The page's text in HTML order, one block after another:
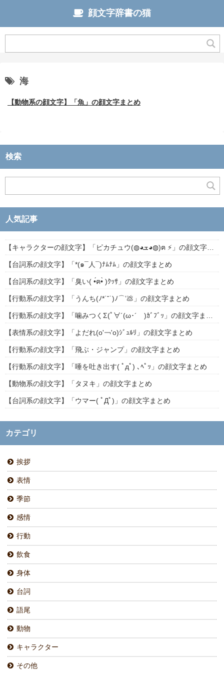
顔文字辞書の猫
海
【動物系の顔文字】「魚」の顔文字まとめ
検索
人気記事
【台詞系の顔文字】「*(๑¯人¯)ﾅﾑﾅﾑ」の顔文字まとめ
【台詞系の顔文字】「臭い( •́ฅ•̀ )ｸｯｻ」の顔文字まとめ
【行動系の顔文字】「うんち(ﾉ*˙˘˙)ﾉ⌒’💩」の顔文字まとめ
【表情系の顔文字】「よだれ(о'￢'о)ｼﾞｭﾙﾘ」の顔文字まとめ
【行動系の顔文字】「飛ぶ・ジャンプ」の顔文字まとめ
【行動系の顔文字】「唾を吐き出す( ﾟдﾟ) ､ﾍﾟｯ」の顔文字まとめ
【動物系の顔文字】「タヌキ」の顔文字まとめ
【台詞系の顔文字】「ウマー( ﾟДﾟ)」の顔文字まとめ
カテゴリ
挨拶
表情
季節
感情
行動
飲食
身体
台詞
語尾
動物
キャラクター
その他